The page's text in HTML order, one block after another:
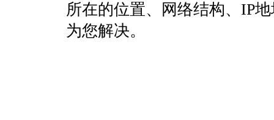
所在的位置、网络结构、IP
为您解决。